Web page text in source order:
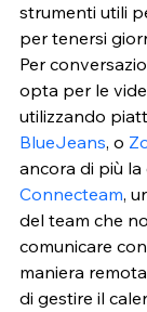
strumenti utili
per tenersi
Per
opta per le
utilizzando
BlueJeans, o
ancora di più
Connecteam,
del team che
comunicare
maniera
di gestire il